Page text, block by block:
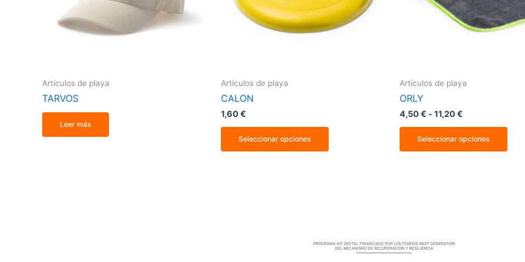
Artículos de playa
TARVOS
Leer más
Artículos de playa
CALON
1,60€
Seleccionar opciones
pueden
elegir
en
Artículos de playa
ORLY
4,50€ - 11,20€
Seleccionar opciones
en